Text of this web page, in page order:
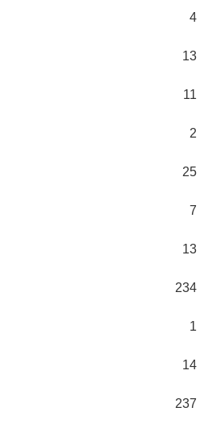
4
13
11
2
25
7
13
234
1
14
237